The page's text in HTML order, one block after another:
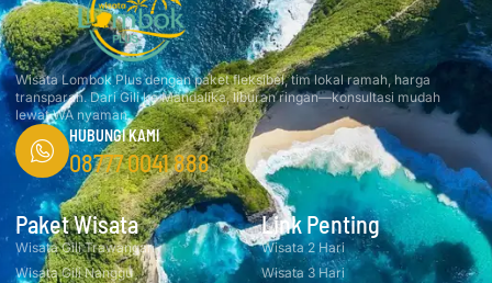
Wisata Lombok Plus dengan paket fleksibel, tim lokal ramah, harga
transparan. Dari Gili ke Mandalika, liburan ringan—konsultasi mudah
lewat WA nyaman.
HUBUNGI KAMI
08777 0041 888
Paket Wisata
Wisata Gili Trawangan
Wisata Gili Nanggu
Link Penting
Wisata 2 Hari
Wisata 3 Hari